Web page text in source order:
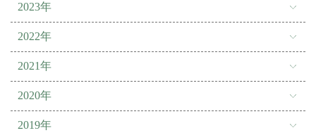
2023年
2022年
2021年
2020年
2019年